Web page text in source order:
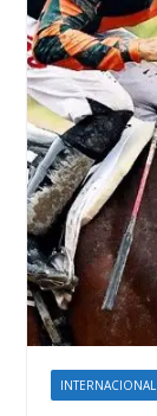
INTERNACIONAL